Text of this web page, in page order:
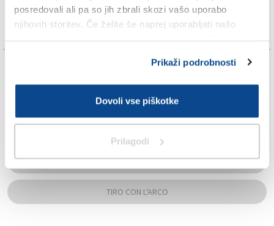
posredovali ali pa so jih zbrali skozi vašo uporabo
njihovih storitev. Če želite še naprej uporabljati našo
Prikaži podrobnosti
Dovoli vse piškotke
Prilagodi
BASOVÌZZA
KAREN HERVAT
TIRO CON L'ARCO